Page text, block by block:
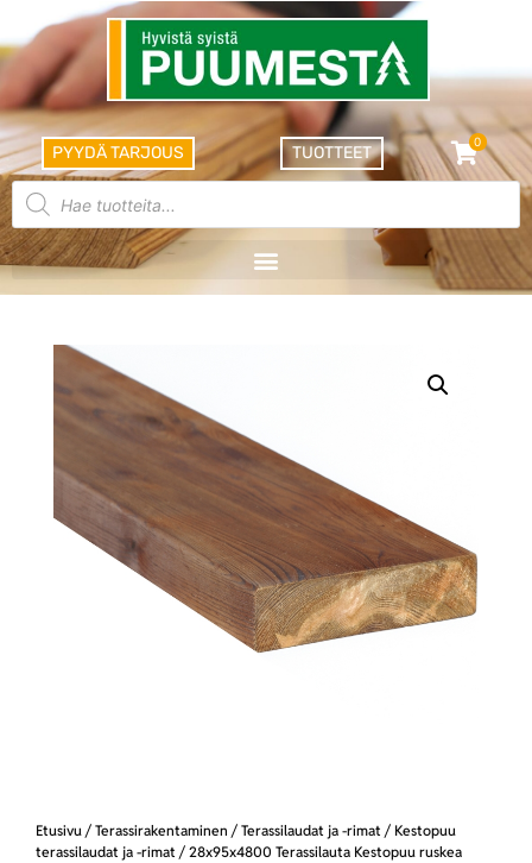
PYYDÄ TARJOUS TUOTTEET
0
Etusivu / Terassirakentaminen / Terassilaudat ja -rimat / Kestopuu
terassilaudat ja -rimat / 28x95x4800 Terassilauta Kestopuu ruskea